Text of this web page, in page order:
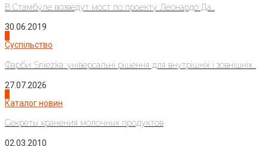
В Стамбуле возведут мост по проекту Леонардо Да...
30.06.2019
Суспільство
Фарби Sniezka: універсальні рішення для внутрішніх і зовнішніх...
27.07.2026
Каталог новин
Секреты хранения молочных продуктов
02.03.2010